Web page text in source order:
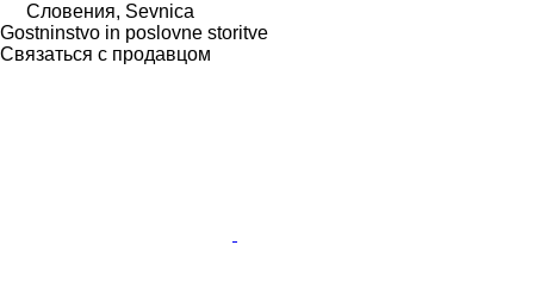
Словения, Sevnica
Gostninstvo in poslovne storitve
Связаться с продавцом